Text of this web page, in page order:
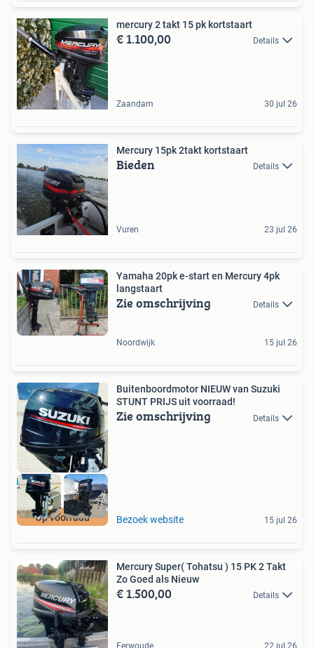
mercury 2 takt 15 pk kortstaart
€ 1.100,00 Details
Zaandam 30 jul 26
Mercury 15pk 2takt kortstaart
Bieden Details
Vuren 23 jul 26
Yamaha 20pk e-start en Mercury 4pk
langstaart
Zie omschrijving Details
Noordwijk 15 jul 26
Op voorraad
Buitenboordmotor NIEUW van Suzuki
STUNT PRIJS uit voorraad!
Zie omschrijving Details
Bezoek website 15 jul 26
Mercury Super( Tohatsu ) 15 PK 2 Takt
Zo Goed als Nieuw
€ 1.500,00 Details
Ferwoude 22 jul 26